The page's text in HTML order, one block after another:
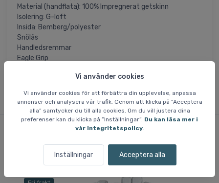
Vi använder cookies
Vi använder cookies för att förbättra din upplevelse, anpassa
annonser och analysera vår trafik. Genom att klicka på ”Acceptera
alla” samtycker du till alla cookies. Om du vill justera dina
preferenser kan du klicka på ”Inställningar”. Du kan läsa mer i
vår integritetspolicy.
Inställningar Acceptera alla
Material (handflata): 100% Impregnerat getskinn
Isolering: G-loft
Insida: Bemberg/polyester
Snölås
Handledsremmar
Eagle Grip
Liknande varor